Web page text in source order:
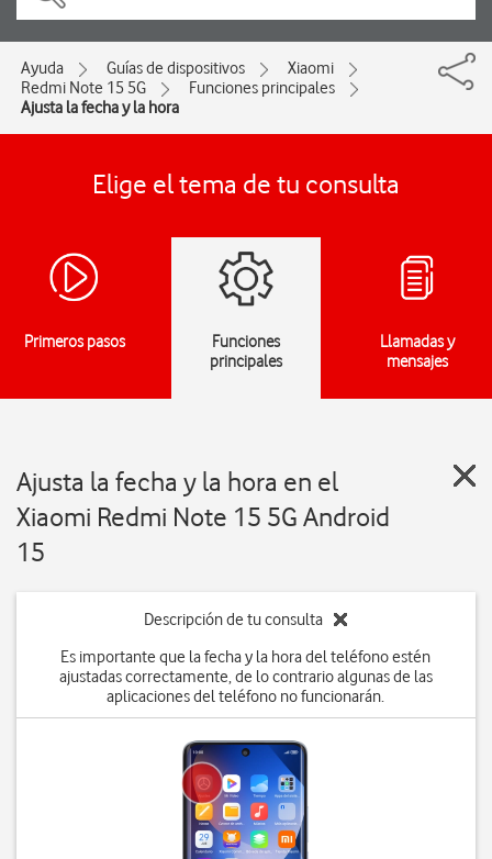
Ayuda Guías de dispositivos
Xiaomi
Redmi Note 15 5G
Funciones principales
Ajusta la fecha y la hora
Elige el tema de tu consulta
Primeros pasos
Funciones
principales
Llamadas y
mensajes
Ajusta la fecha y la hora en el
Xiaomi Redmi Note 15 5G Android
15
Descripción de tu consulta
Es importante que la fecha y la hora del teléfono estén
ajustadas correctamente, de lo contrario algunas de las
aplicaciones del teléfono no funcionarán.